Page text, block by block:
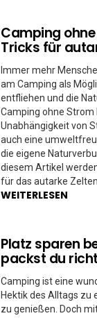
Camping
Tricks für
Immer mehr
am Camping als
entfliehen und die
Camping ohne
Unabhängigkeit von
auch eine
die eigene
diesem Artikel
für das autarke
WEITERLESEN
Platz sparen
packst du
Camping ist eine
Hektik des Alltags zu
zu genießen. Doch